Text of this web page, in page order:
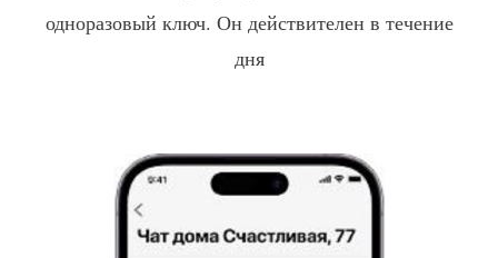
одноразовый ключ. Он действителен в течение
дня